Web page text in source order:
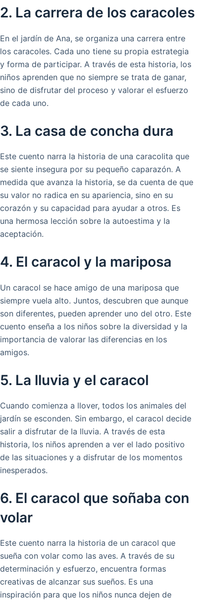
2. La carrera de los caracoles
En el jardín de Ana, se organiza una carrera entre
los caracoles. Cada uno tiene su propia estrategia
y forma de participar. A través de esta historia, los
niños aprenden que no siempre se trata de ganar,
sino de disfrutar del proceso y valorar el esfuerzo
de cada uno.
3. La casa de concha dura
Este cuento narra la historia de una caracolita que
se siente insegura por su pequeño caparazón. A
medida que avanza la historia, se da cuenta de que
su valor no radica en su apariencia, sino en su
corazón y su capacidad para ayudar a otros. Es
una hermosa lección sobre la autoestima y la
aceptación.
4. El caracol y la mariposa
Un caracol se hace amigo de una mariposa que
siempre vuela alto. Juntos, descubren que aunque
son diferentes, pueden aprender uno del otro. Este
cuento enseña a los niños sobre la diversidad y la
importancia de valorar las diferencias en los
amigos.
5. La lluvia y el caracol
Cuando comienza a llover, todos los animales del
jardín se esconden. Sin embargo, el caracol decide
salir a disfrutar de la lluvia. A través de esta
historia, los niños aprenden a ver el lado positivo
de las situaciones y a disfrutar de los momentos
inesperados.
6. El caracol que soñaba con
volar
Este cuento narra la historia de un caracol que
sueña con volar como las aves. A través de su
determinación y esfuerzo, encuentra formas
creativas de alcanzar sus sueños. Es una
inspiración para que los niños nunca dejen de